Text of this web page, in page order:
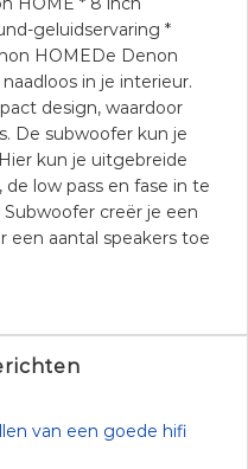
geluidservaring *
HOMEDe Denon
in je interieur.
design, waardoor
De subwoofer kun je
kun je uitgebreide
low pass en fase in te
creër je een
een aantal speakers toe
van een goede hifi